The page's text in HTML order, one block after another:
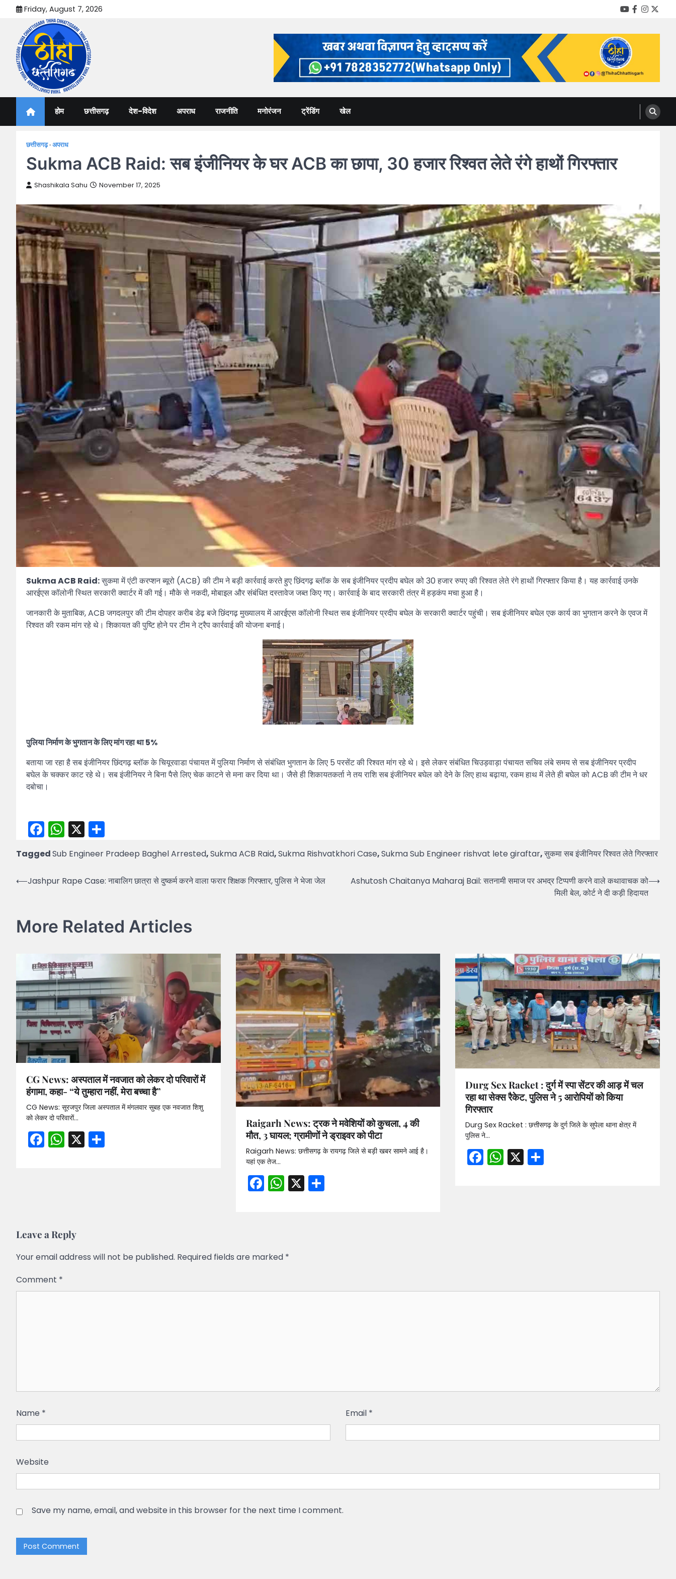
content
Friday, August 7, 2026 YouTube
Facebook
Thiha Chhattisgarh
होम छत्तीसगढ़ देश-विदेश अपराध राजनीति मनोरंजन ट्रेंडिंग खेल
छत्तीसगढ़ अपराध
Sukma ACB Raid: सब इंजीनियर के घर ACB का छापा, 30 हजार रिश्वत लेते रंगे हाथों गिरफ्तार
Shashikala Sahu November 17, 2025
Sukma ACB Raid:सुकमा में एंटी करप्शन ब्यूरो (ACB) की टीम ने बड़ी कार्रवाई करते हुए छिंदगढ़ ब्लॉक के सब इंजीनियर प्रदीप बघेल को 30 हजार रुपए की रिश्वत लेते रंगे हाथों गिरफ्तार किया है। यह कार्रवाई उनके
आरईएस कॉलोनी स्थित सरकारी क्वार्टर में की गई। मौके से नकदी, मोबाइल और संबंधित दस्तावेज जब्त किए गए। कार्रवाई के बाद सरकारी तंत्र में हड़कंप मचा हुआ है।
जानकारी के मुताबिक, ACB जगदलपुर की टीम दोपहर करीब डेढ़ बजे छिंदगढ़ मुख्यालय में आरईएस कॉलोनी स्थित सब इंजीनियर प्रदीप बघेल के सरकारी क्वार्टर पहुंची। सब इंजीनियर बघेल एक कार्य का भुगतान करने के एवज में
रिश्वत की रकम मांग रहे थे। शिकायत की पुष्टि होने पर टीम ने ट्रैप कार्रवाई की योजना बनाई।
पुलिया निर्माण के भुगतान के लिए मांग रहा था 5%
बताया जा रहा है सब इंजीनियर छिंदगढ़ ब्लॉक के चियूरवाडा पंचायत में पुलिया निर्माण से संबंधित भुगतान के लिए 5 परसेंट की रिश्वत मांग रहे थे। इसे लेकर संबंधित चिउड़वाड़ा पंचायत सचिव लंबे समय से सब इंजीनियर प्रदीप
बघेल के चक्कर काट रहे थे। सब इंजीनियर ने बिना पैसे लिए चेक काटने से मना कर दिया था। जैसे ही शिकायतकर्ता ने तय राशि सब इंजीनियर बघेल को देने के लिए हाथ बढ़ाया, रकम हाथ में लेते ही बघेल को ACB की टीम ने धर
दबोचा।
Facebook
WhatsApp
X
TaggedSub Engineer Pradeep Baghel Arrested,Sukma ACB Raid,Sukma Rishvatkhori Case,Sukma Sub Engineer rishvat lete giraftar,सुकमा सब इंजीनियर रिश्वत लेते गिरफ्तार
Post
⟵Jashpur Rape Case: नाबालिग छात्रा से दुष्कर्म करने वाला फरार शिक्षक गिरफ्तार, पुलिस ने भेजा जेल
Ashutosh Chaitanya Maharaj Bail: सतनामी समाज पर अभद्र टिप्पणी करने वाले कथावाचक को
मिली बेल, कोर्ट ने दी कड़ी हिदायत
⟶
More Related Articles
CG News: अस्पताल में नवजात को लेकर दो परिवारों में
हंगामा, कहा- “ये तुम्हारा नहीं, मेरा बच्चा है”
CG News: सूरजपुर जिला अस्पताल में मंगलवार सुबह एक नवजात शिशु
को लेकर दो परिवारों…
Facebook
WhatsApp
X
Raigarh News: ट्रक ने मवेशियों को कुचला, 4 की
मौत, 3 घायल; ग्रामीणों ने ड्राइवर को पीटा
Raigarh News: छत्तीसगढ़ के रायगढ़ जिले से बड़ी खबर सामने आई है।
यहां एक तेज…
Facebook
WhatsApp
X Share
Durg Sex Racket : दुर्ग में स्पा सेंटर की आड़ में चल
रहा था सेक्स रैकेट, पुलिस ने 5 आरोपियों को किया
गिरफ्तार
Durg Sex Racket : छत्तीसगढ़ के दुर्ग जिले के सुपेला थाना क्षेत्र में
पुलिस ने…
Facebook
WhatsApp
X
Leave a Reply
Your email address will not be published. Required fields are marked *
Comment *
Name * Email *
Website
Save my name, email, and website in this browser for the next time I comment.